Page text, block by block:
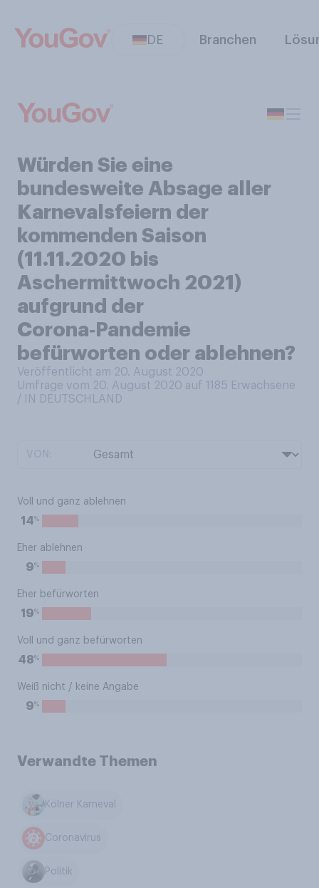
DE Branchen
Würden Sie eine
bundesweite Absage aller
Karnevalsfeiern der
kommenden Saison
(11.11.2020 bis
Aschermittwoch 2021)
aufgrund der
Corona‑Pandemie
befürworten oder ablehnen?
Veröffentlicht am 20. August 2020
Umfrage vom 20. August 2020 auf 1185 Erwachsene
/ IN DEUTSCHLAND
Voll und ganz ablehnen
14%
Eher ablehnen
9%
Eher befürworten
19%
Voll und ganz befürworten
48%
Weiß nicht / keine Angabe
9%
Verwandte Themen
Kölner Karneval
Coronavirus
Politik